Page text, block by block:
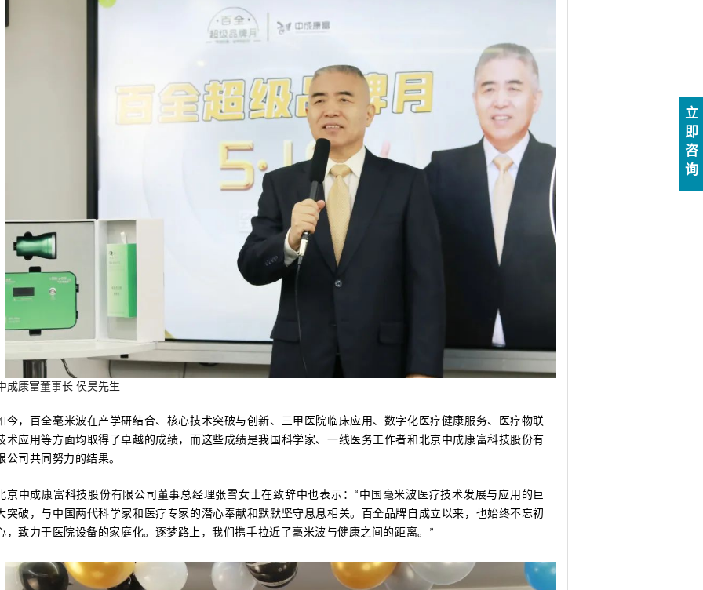
成康富董事长 侯昊先生
今，百全毫米波在产学研结合、核心技术突破与创新、三甲医院临床应用、数字化医疗健康服务、医疗物联
术应用等方面均取得了卓越的成绩，而这些成绩是我国科学家、一线医务工作者和北京中成康富科技股份有
公司共同努力的结果。
京中成康富科技股份有限公司董事总经理张雪女士在致辞中也表示：“中国毫米波医疗技术发展与应用的巨
突破，与中国两代科学家和医疗专家的潜心奉献和默默坚守息息相关。百全品牌自成立以来，也始终不忘初
，致力于医院设备的家庭化。逐梦路上，我们携手拉近了毫米波与健康之间的距离。”
立
即
咨
询